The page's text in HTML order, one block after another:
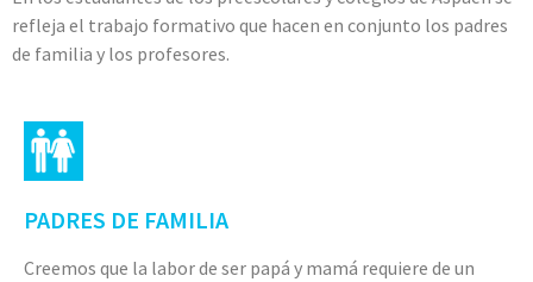
refleja el trabajo formativo que hacen en conjunto los padres
de familia y los profesores.
PADRES DE FAMILIA
Creemos que la labor de ser papá y mamá requiere de un